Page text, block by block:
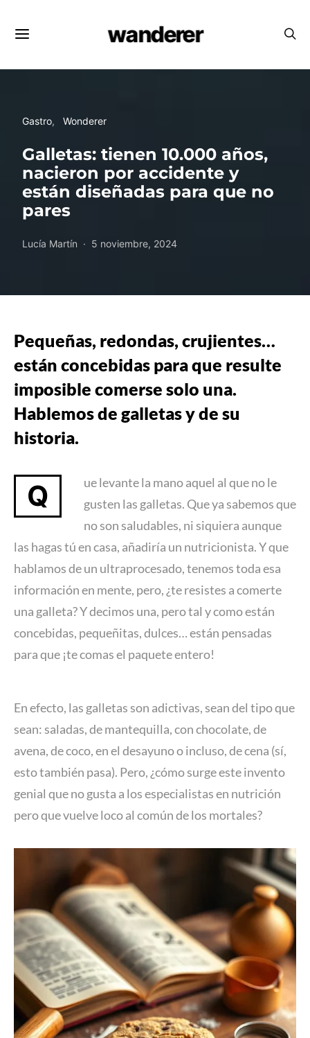
wanderer
Gastro Wonderer
Galletas: tienen 10.000 años,
nacieron por accidente y
están diseñadas para que no
pares
Lucía Martín 5 noviembre, 2024
Pequeñas, redondas, crujientes…
están concebidas para que resulte
imposible comerse solo una.
Hablemos de galletas y de su
historia.
Q
ue levante la mano aquel al que no le
gusten las galletas. Que ya sabemos que
no son saludables, ni siquiera aunque
las hagas tú en casa, añadiría un nutricionista. Y que
hablamos de un ultraprocesado, tenemos toda esa
información en mente, pero, ¿te resistes a comerte
una galleta? Y decimos una, pero tal y como están
concebidas, pequeñitas, dulces… están pensadas
para que ¡te comas el paquete entero!
En efecto, las galletas son adictivas, sean del tipo que
sean: saladas, de mantequilla, con chocolate, de
avena, de coco, en el desayuno o incluso, de cena (sí,
esto también pasa). Pero, ¿cómo surge este invento
genial que no gusta a los especialistas en nutrición
pero que vuelve loco al común de los mortales?